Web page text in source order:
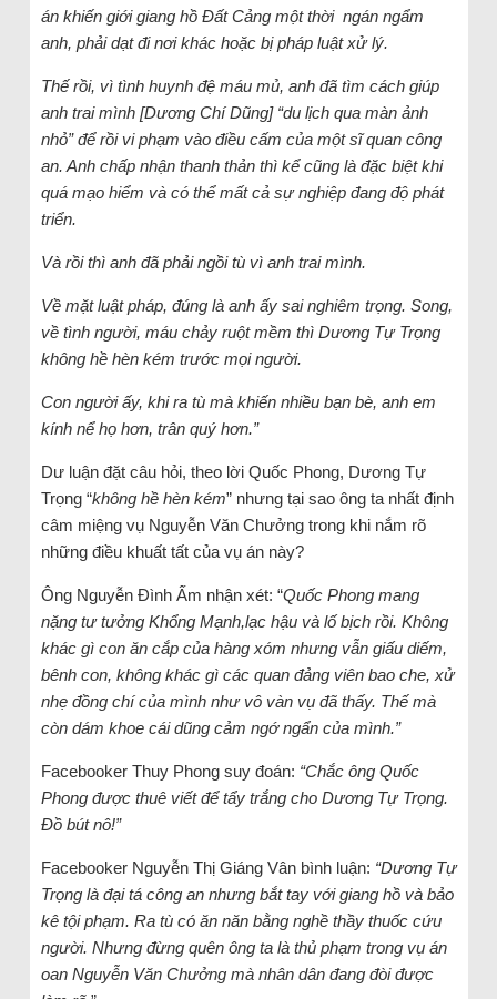
án khiến giới giang hồ Đất Cảng một thời ngán ngẩm
anh, phải dạt đi nơi khác hoặc bị pháp luật xử lý.
Thế rồi, vì tình huynh đệ máu mủ, anh đã tìm cách giúp
anh trai mình [Dương Chí Dũng] “du lịch qua màn ảnh
nhỏ” để rồi vi phạm vào điều cấm của một sĩ quan công
an. Anh chấp nhận thanh thản thì kể cũng là đặc biệt khi
quá mạo hiểm và có thể mất cả sự nghiệp đang độ phát
triển.
Và rồi thì anh đã phải ngồi tù vì anh trai mình.
Về mặt luật pháp, đúng là anh ấy sai nghiêm trọng. Song,
về tình người, máu chảy ruột mềm thì Dương Tự Trọng
không hề hèn kém trước mọi người.
Con người ấy, khi ra tù mà khiến nhiều bạn bè, anh em
kính nể họ hơn, trân quý hơn.”
Dư luận đặt câu hỏi, theo lời Quốc Phong, Dương Tự
Trọng “không hề hèn kém” nhưng tại sao ông ta nhất định
câm miệng vụ Nguyễn Văn Chưởng trong khi nắm rõ
những điều khuất tất của vụ án này?
Ông Nguyễn Đình Ấm nhận xét: “Quốc Phong mang
nặng tư tưởng Khổng Mạnh,lạc hậu và lố bịch rồi. Không
khác gì con ăn cắp của hàng xóm nhưng vẫn giấu diếm,
bênh con, không khác gì các quan đảng viên bao che, xử
nhẹ đồng chí của mình như vô vàn vụ đã thấy. Thế mà
còn dám khoe cái dũng cảm ngớ ngẩn của mình.”
Facebooker Thuy Phong suy đoán: “Chắc ông Quốc
Phong được thuê viết để tẩy trắng cho Dương Tự Trọng.
Đồ bút nô!”
Facebooker Nguyễn Thị Giáng Vân bình luận: “Dương Tự
Trọng là đại tá công an nhưng bắt tay với giang hồ và bảo
kê tội phạm. Ra tù có ăn năn bằng nghề thầy thuốc cứu
người. Nhưng đừng quên ông ta là thủ phạm trong vụ án
oan Nguyễn Văn Chưởng mà nhân dân đang đòi được